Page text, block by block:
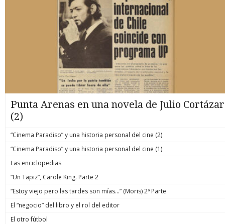
Punta Arenas en una novela de Julio Cortázar
(2)
“Cinema Paradiso” y una historia personal del cine (2)
“Cinema Paradiso” y una historia personal del cine (1)
Las enciclopedias
“Un Tapiz”, Carole King. Parte 2
“Estoy viejo pero las tardes son mías…” (Moris) 2ª Parte
El “negocio” del libro y el rol del editor
El otro fútbol